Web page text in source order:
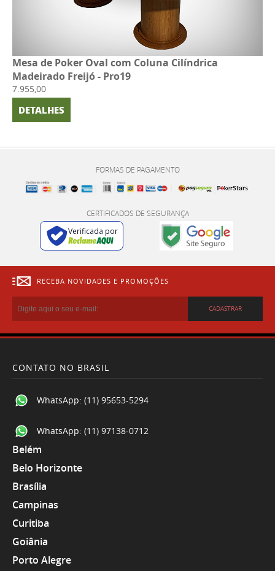
Mesa de Poker Oval com Coluna Cilíndrica
Madeirado Freijó - Pro19
7.955,00
DETALHES
FORMAS DE PAGAMENTO
CERTIFICADOS DE SEGURANÇA
Verificada por
RECEBA NOVIDADES E PROMOÇÕES
CADASTRAR
CONTATO NO BRASIL
WhatsApp: (11) 95653-5294
WhatsApp: (11) 97138-0712
Belém
Belo Horizonte
Brasília
Campinas
Curitiba
Goiânia
Porto Alegre